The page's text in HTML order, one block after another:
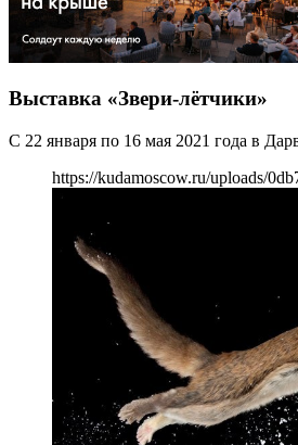
Выставка «Звери-лётчики»
С 22 января по 16 мая 2021 года в
https://kudamoscow.ru/uploads/